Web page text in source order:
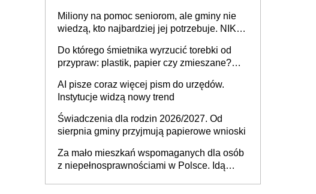
Europie nie ma tak dużych jednostek
stołecznych
Miliony na pomoc seniorom, ale gminy nie
wiedzą, kto najbardziej jej potrzebuje. NIK
Do którego śmietnika wyrzucić torebki od
przypraw: plastik, papier czy zmieszane?
AI pisze coraz więcej pism do urzędów.
Instytucje widzą nowy trend
Świadczenia dla rodzin 2026/2027. Od
sierpnia gminy przyjmują papierowe wnioski
Za mało mieszkań wspomaganych dla osób
z niepełnosprawnościami w Polsce. Idą